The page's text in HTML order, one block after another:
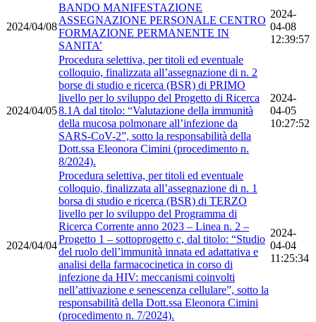
2024/04/08
BANDO MANIFESTAZIONE
ASSEGNAZIONE PERSONALE CENTRO
FORMAZIONE PERMANENTE IN
SANITA’
2024-
04-08
12:39:57
2024/04/05
Procedura selettiva, per titoli ed eventuale
colloquio, finalizzata all’assegnazione di n. 2
borse di studio e ricerca (BSR) di PRIMO
livello per lo sviluppo del Progetto di Ricerca
8.1A dal titolo: “Valutazione della immunità
della mucosa polmonare all’infezione da
SARS-CoV-2”, sotto la responsabilità della
Dott.ssa Eleonora Cimini (procedimento n.
8/2024).
2024-
04-05
10:27:52
2024/04/04
Procedura selettiva, per titoli ed eventuale
colloquio, finalizzata all’assegnazione di n. 1
borsa di studio e ricerca (BSR) di TERZO
livello per lo sviluppo del Programma di
Ricerca Corrente anno 2023 – Linea n. 2 –
Progetto 1 – sottoprogetto c, dal titolo: “Studio
del ruolo dell’immunità innata ed adattativa e
analisi della farmacocinetica in corso di
infezione da HIV: meccanismi coinvolti
nell’attivazione e senescenza cellulare”, sotto la
responsabilità della Dott.ssa Eleonora Cimini
(procedimento n. 7/2024).
2024-
04-04
11:25:34